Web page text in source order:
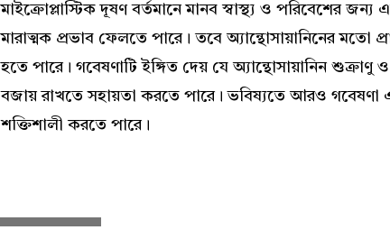
মাইক্রোপ্লাস্টিক দূষণ বর্তমানে মানব স্বাস্থ্য ও পরিবেশের
মারাত্মক প্রভাব ফেলতে পারে। তবে অ্যান্থোসায়ানিনের মতো
হতে পারে। গবেষণাটি ইঙ্গিত দেয় যে অ্যান্থোসায়ানিন শুক্রাণু
বজায় রাখতে সহায়তা করতে পারে। ভবিষ্যতে আরও গবেষণা
শক্তিশালী করতে পারে।